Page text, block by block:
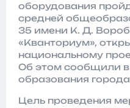
оборудования
средней
35 имени К. Д.
«Кванториум»,
национальному
Об этом сообщили в
образования
Цель проведения